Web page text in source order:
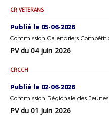
CR VETERANS
Publié le 05-06-2026
PV du 04 juin 2026
CRCCH
Publié le 02-06-2026
Commission Régionale des Jeunes
PV du 01 Juin 2026